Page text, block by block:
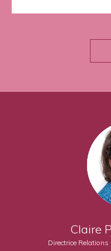
Claire
Directrice